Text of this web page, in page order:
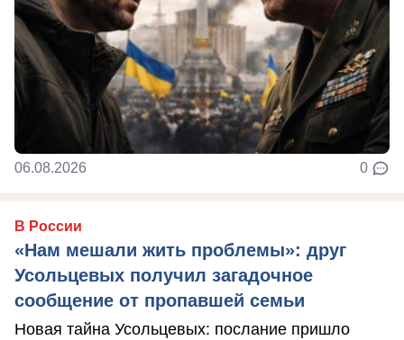
06.08.2026 0
В России
«Нам мешали жить проблемы»: друг
Усольцевых получил загадочное
сообщение от пропавшей семьи
Новая тайна Усольцевых: послание пришло